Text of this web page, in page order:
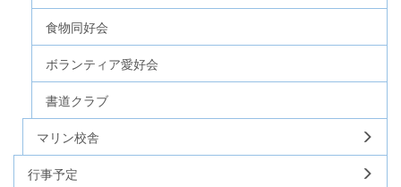
食物同好会
ボランティア愛好会
書道クラブ
マリン校舎
行事予定